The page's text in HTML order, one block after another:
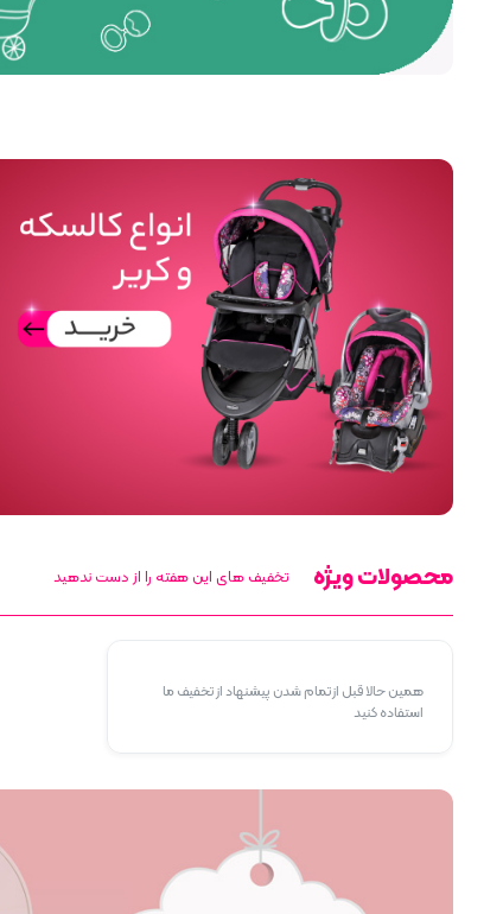
محصولات ویژه تخفیف های این هفته را از دست ندهید
همین حالا قبل از تمام شدن پیشنهاد از تخفیف ما
استفاده کنید